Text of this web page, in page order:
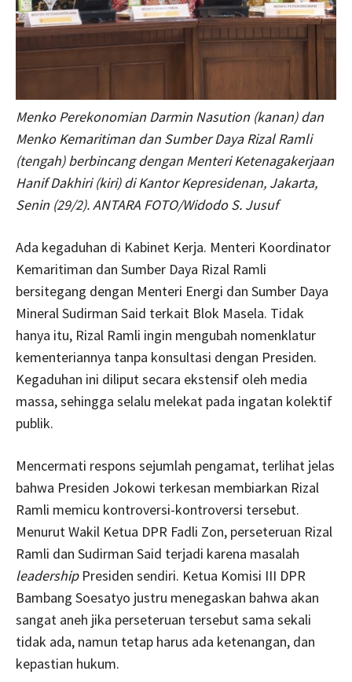
Menko Perekonomian Darmin Nasution (kanan) dan
Menko Kemaritiman dan Sumber Daya Rizal Ramli
(tengah) berbincang dengan Menteri Ketenagakerjaan
Hanif Dakhiri (kiri) di Kantor Kepresidenan, Jakarta,
Senin (29/2). ANTARA FOTO/Widodo S. Jusuf
Ada kegaduhan di Kabinet Kerja. Menteri Koordinator
Kemaritiman dan Sumber Daya Rizal Ramli
bersitegang dengan Menteri Energi dan Sumber Daya
Mineral Sudirman Said terkait Blok Masela. Tidak
hanya itu, Rizal Ramli ingin mengubah nomenklatur
kementeriannya tanpa konsultasi dengan Presiden.
Kegaduhan ini diliput secara ekstensif oleh media
massa, sehingga selalu melekat pada ingatan kolektif
publik.
Mencermati respons sejumlah pengamat, terlihat jelas
bahwa Presiden Jokowi terkesan membiarkan Rizal
Ramli memicu kontroversi-kontroversi tersebut.
Menurut Wakil Ketua DPR Fadli Zon, perseteruan Rizal
Ramli dan Sudirman Said terjadi karena masalah
leadershipPresiden sendiri. Ketua Komisi III DPR
Bambang Soesatyo justru menegaskan bahwa akan
sangat aneh jika perseteruan tersebut sama sekali
tidak ada, namun tetap harus ada ketenangan, dan
kepastian hukum.